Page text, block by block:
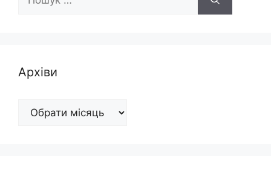
Архіви
Архіви